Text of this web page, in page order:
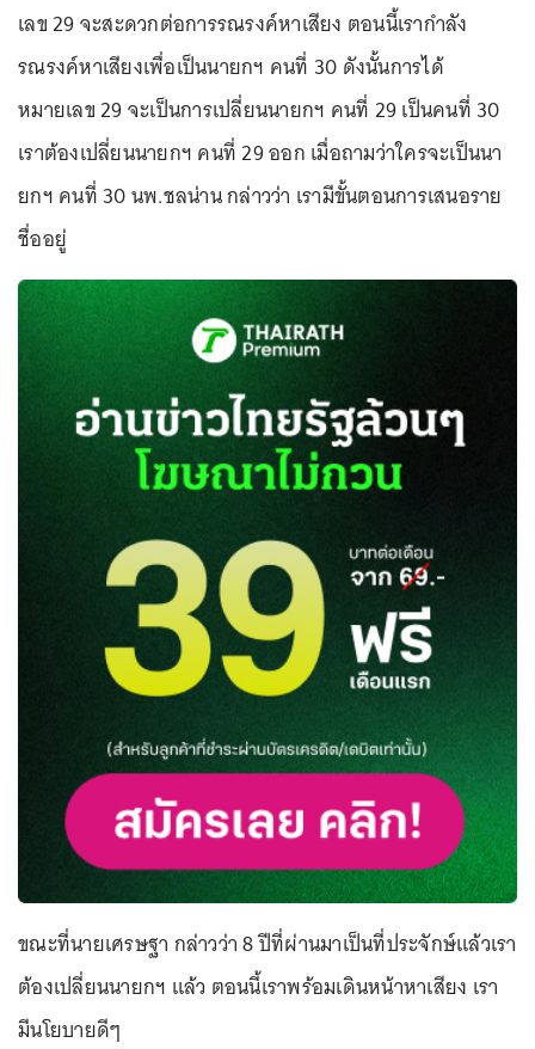
เลข 29 จะสะดวกต่อการรณรงค์หาเสียง ตอนนี้เรากำลัง
รณรงค์หาเสียงเพื่อเป็นนายกฯ คนที่ 30 ดังนั้นการได้
หมายเลข 29 จะเป็นการเปลี่ยนนายกฯ คนที่ 29 เป็นคนที่ 30
เราต้องเปลี่ยนนายกฯ คนที่ 29 ออก เมื่อถามว่าใครจะเป็นนา
ยกฯ คนที่ 30 นพ.ชลน่าน กล่าวว่า เรามีขั้นตอนการเสนอราย
ชื่ออยู่
ขณะที่นายเศรษฐา กล่าวว่า 8 ปีที่ผ่านมาเป็นที่ประจักษ์แล้วเรา
ต้องเปลี่ยนนายกฯ แล้ว ตอนนี้เราพร้อมเดินหน้าหาเสียง เรา
มีนโยบายดีๆ